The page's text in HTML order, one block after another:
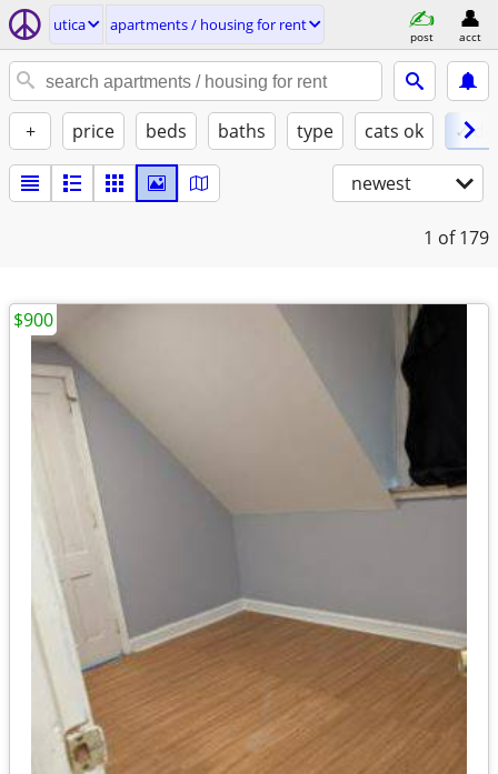
utica apartments / housing for rent
post acct
+ price beds baths type cats ok ✓
newest
1 of 179
$900